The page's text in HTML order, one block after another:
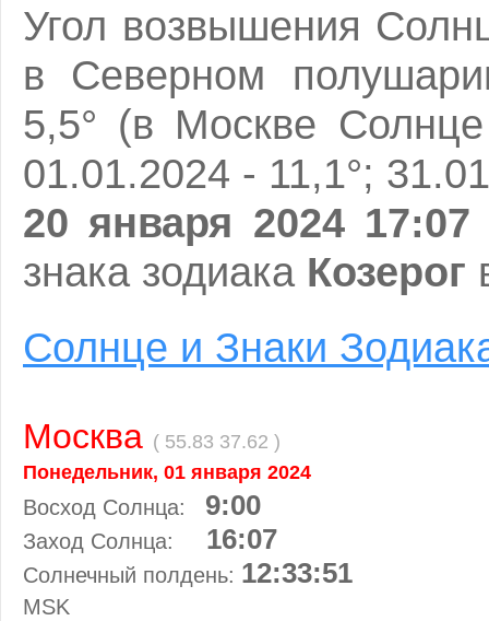
Угол возвышения
в Северном
5,5° (в Москве
01.01.2024 - 11,1°;
20 января 2024 17:07
знака зодиака Козерог
Солнце и Знаки
Москва ( 55.83 37.62 )
Понедельник, 01 января 2024
Восход Солнца: 9:00
Заход Солнца: 16:07
Солнечный полдень: 12:33:51
MSK